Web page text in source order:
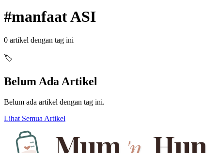
#manfaat ASI
0 artikel dengan tag ini
🏷️
Belum Ada Artikel
Belum ada artikel dengan tag ini.
Lihat Semua Artikel
Mum Hun